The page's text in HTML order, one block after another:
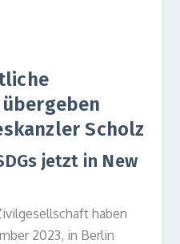
Scholz
jetzt in New
haben
2023, in Ber­lin